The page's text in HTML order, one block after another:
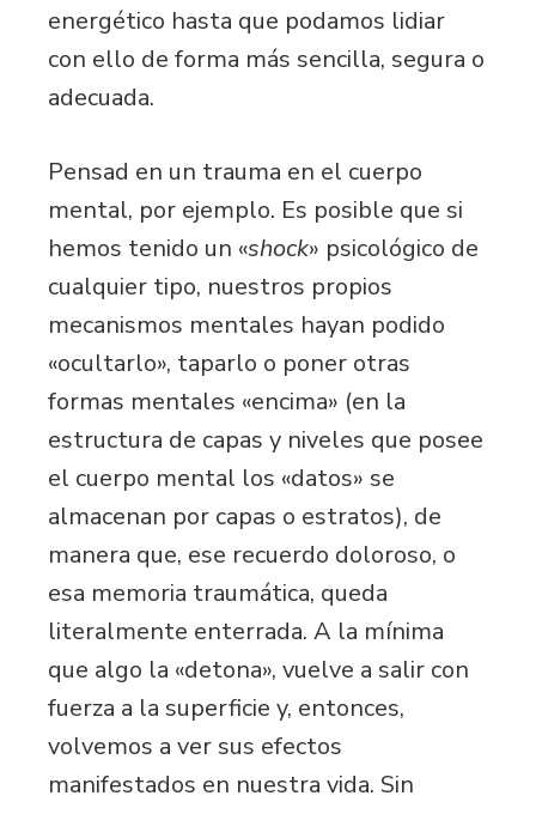
energético hasta que podamos lidiar
con ello de forma más sencilla, segura o
adecuada.
Pensad en un trauma en el cuerpo
mental, por ejemplo. Es posible que si
hemos tenido un «shock» psicológico de
cualquier tipo, nuestros propios
mecanismos mentales hayan podido
«ocultarlo», taparlo o poner otras
formas mentales «encima» (en la
estructura de capas y niveles que posee
el cuerpo mental los «datos» se
almacenan por capas o estratos), de
manera que, ese recuerdo doloroso, o
esa memoria traumática, queda
literalmente enterrada. A la mínima
que algo la «detona», vuelve a salir con
fuerza a la superficie y, entonces,
volvemos a ver sus efectos
manifestados en nuestra vida. Sin